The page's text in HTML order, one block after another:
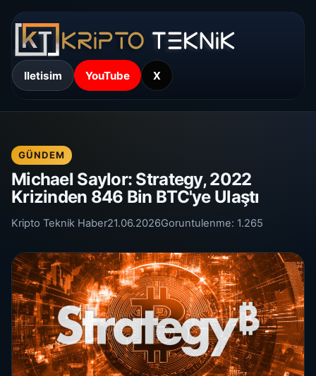
Iletisim YouTube X
GÜNDEM
Michael Saylor: Strategy, 2022
Krizinden 846 Bin BTC'ye Ulaştı
Kripto Teknik Haber21.06.2026Goruntulenme: 1.265